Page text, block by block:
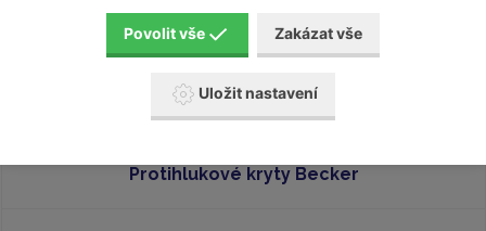
genuine-vanes-cs-9b4c0.pdf
Originální lamely Becker
Protihlukové kryty Becker
Povolit vše Zakázat vše
Uložit nastavení